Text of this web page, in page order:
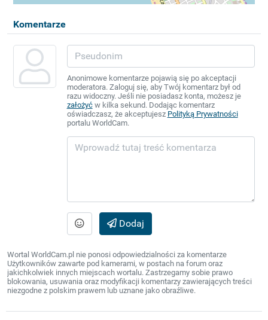
Komentarze
Anonimowe komentarze pojawią się po akceptacji
moderatora. Zaloguj się, aby Twój komentarz był od
razu widoczny. Jeśli nie posiadasz konta, możesz je
założyćw kilka sekund. Dodając komentarz
oświadczasz, że akceptujesz Polityką Prywatności
portalu WorldCam.
Dodaj
Wortal WorldCam.pl nie ponosi odpowiedzialności za komentarze
Użytkowników zawarte pod kamerami, w postach na forum oraz
jakichkolwiek innych miejscach wortalu. Zastrzegamy sobie prawo
blokowania, usuwania oraz modyfikacji komentarzy zawierających treści
niezgodne z polskim prawem lub uznane jako obraźliwe.